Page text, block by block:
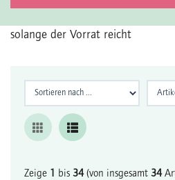
solange der Vorrat reicht
Zeige 1 bis 34(von insgesamt 34